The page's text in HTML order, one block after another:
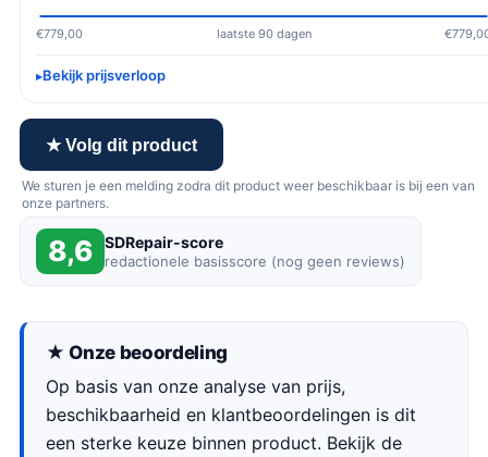
€779,00 laatste 90 dagen
Bekijk prijsverloop
★ Volg dit product
We sturen je een melding zodra dit product weer beschikbaar is bij een van
onze partners.
8,6 SDRepair-score
redactionele basisscore (nog geen reviews)
★ Onze beoordeling
Op basis van onze analyse van prijs,
beschikbaarheid en klantbeoordelingen is dit
een sterke keuze binnen product. Bekijk de